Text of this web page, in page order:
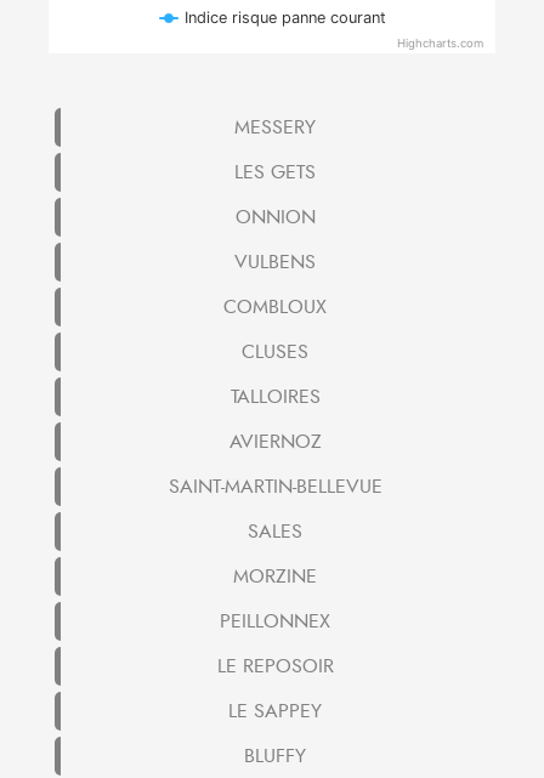
Indice risque panne courant
Highcharts.com
MESSERY
LES GETS
ONNION
VULBENS
COMBLOUX
CLUSES
TALLOIRES
AVIERNOZ
SAINT-MARTIN-BELLEVUE
SALES
MORZINE
PEILLONNEX
LE REPOSOIR
LE SAPPEY
BLUFFY